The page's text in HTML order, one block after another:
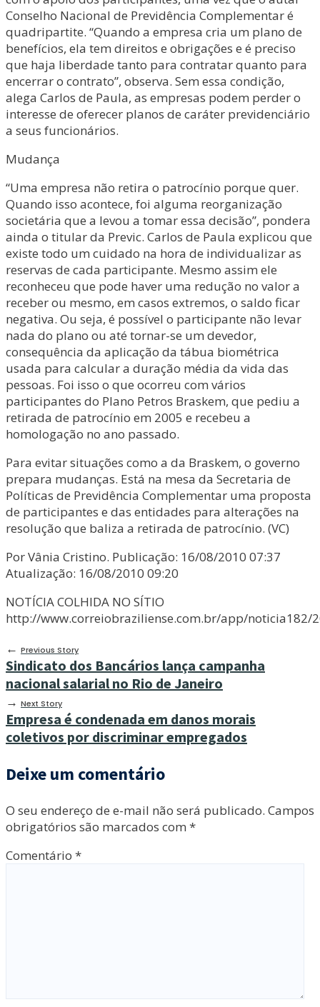
Conselho Nacional de Previdência Complementar é
quadripartite. “Quando a empresa cria um plano de
benefícios, ela tem direitos e obrigações e é preciso
que haja liberdade tanto para contratar quanto para
encerrar o contrato”, observa. Sem essa condição,
alega Carlos de Paula, as empresas podem perder o
interesse de oferecer planos de caráter previdenciário
a seus funcionários.
Mudança
“Uma empresa não retira o patrocínio porque quer.
Quando isso acontece, foi alguma reorganização
societária que a levou a tomar essa decisão”, pondera
ainda o titular da Previc. Carlos de Paula explicou que
existe todo um cuidado na hora de individualizar as
reservas de cada participante. Mesmo assim ele
reconheceu que pode haver uma redução no valor a
receber ou mesmo, em casos extremos, o saldo ficar
negativa. Ou seja, é possível o participante não levar
nada do plano ou até tornar-se um devedor,
consequência da aplicação da tábua biométrica
usada para calcular a duração média da vida das
pessoas. Foi isso o que ocorreu com vários
participantes do Plano Petros Braskem, que pediu a
retirada de patrocínio em 2005 e recebeu a
homologação no ano passado.
Para evitar situações como a da Braskem, o governo
prepara mudanças. Está na mesa da Secretaria de
Políticas de Previdência Complementar uma proposta
de participantes e das entidades para alterações na
resolução que baliza a retirada de patrocínio. (VC)
Por Vânia Cristino. Publicação: 16/08/2010 07:37
Atualização: 16/08/2010 09:20
NOTÍCIA COLHIDA NO SÍTIO
http://www.correiobraziliense.com.br/app/noticia182/
← Previous Story
Sindicato dos Bancários lança campanha
nacional salarial no Rio de Janeiro
→ Next Story
Empresa é condenada em danos morais
coletivos por discriminar empregados
Deixe um comentário
O seu endereço de e-mail não será publicado. Campos
obrigatórios são marcados com *
Comentário *